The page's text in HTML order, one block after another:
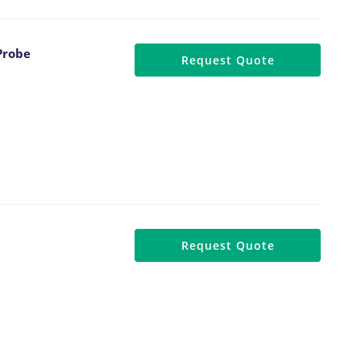
Request Quote
Request Quote